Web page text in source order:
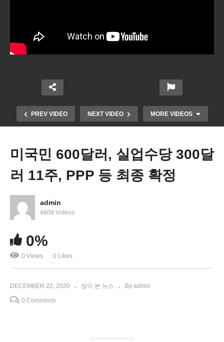
PREV VIDEO NEXT VIDEO MORE VIDEOS
속도
미국민 600달러, 실업수당 300달
러 11주, PPP 등 최종 확정
admin
4609 Videos
0%
0 Views 0 Likes
DECEMBER 22, 2020 많이 본 뉴스 By admin
0 Comments